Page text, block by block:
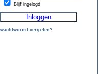
Blijf ingelogd
wachtwoord vergeten?